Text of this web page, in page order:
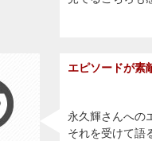
エピソードが素
永久輝さんへの
それを受けて語